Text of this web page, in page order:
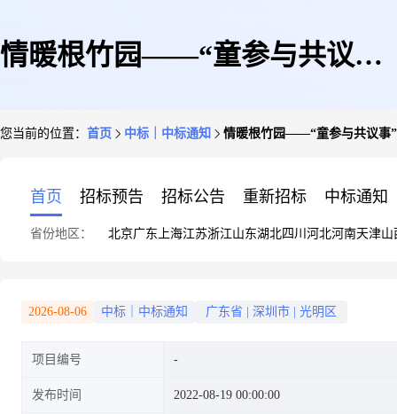
情暖根竹园——“童参与共议事”
您当前的位置： 首页 中标｜中标通知 情暖根竹园——“童参与共议事
首页 招标预告 招标公告 重新招标 中标通知
省份地区： 北京广东 上海江苏浙江山东湖北四川 河北河南天津山
2026-08-06 中标｜中标通知 广东省 深圳市 光明区
项目编号
发布时间 2022-08-19 00:00:00